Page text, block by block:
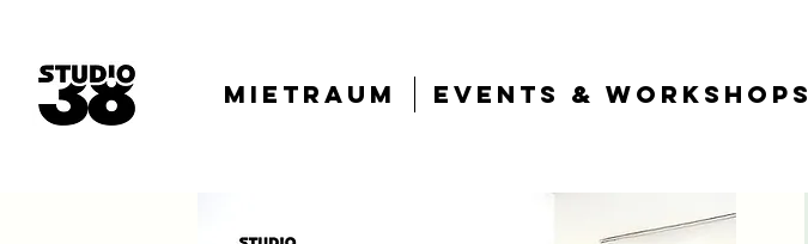
Mietraum Events & Workshops